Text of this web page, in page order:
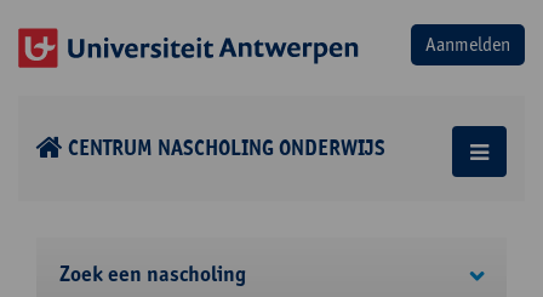
CENTRUM NASCHOLING ONDERWIJS
Zoek een nascholing